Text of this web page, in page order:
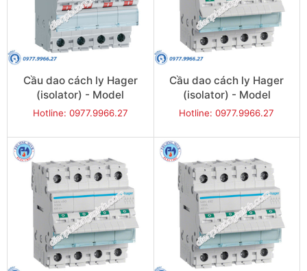
Cầu dao cách ly Hager
(isolator) - Model
SBN440
Hotline: 0977.9966.27
Cầu dao cách ly Hager
(isolator) - Model
SBN463
Hotline: 0977.9966.27